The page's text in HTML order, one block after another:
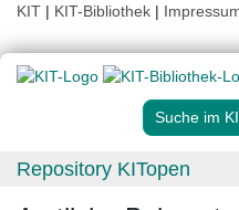
KIT | KIT-Bibliothek |
Suche im
Repository KITopen